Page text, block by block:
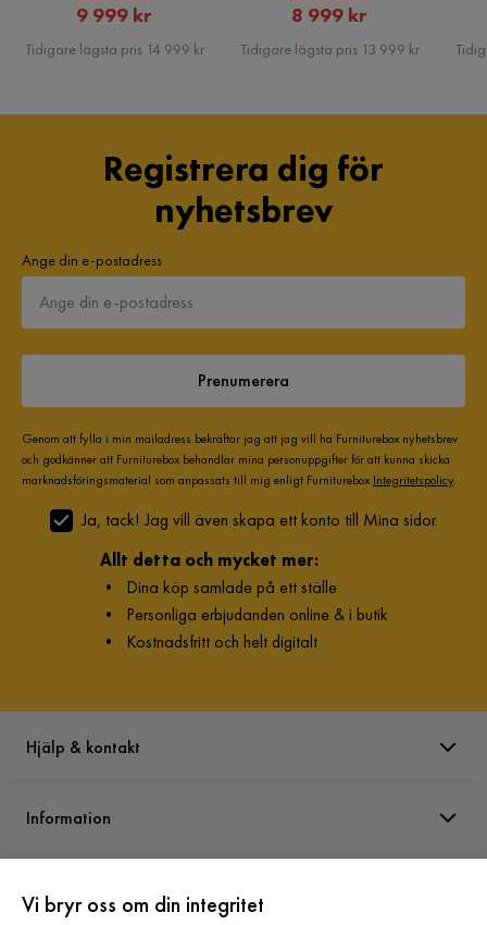
Rabatterat
Pris
9 999 kr
Tidigare lägsta pris 14 999 kr
Rabatterat
Pris
8 999 kr
Tidigare lägsta pris 13 999 kr
Registrera dig för
nyhetsbrev
Ange din e-postadress
Prenumerera
Genom att fylla i min mailadress bekräftar jag att jag vill ha Furniturebox nyhetsbrev
och godkänner att Furniturebox behandlar mina personuppgifter för att kunna skicka
marknadsföringsmaterial som anpassats till mig enligt Furniturebox Integritetspolicy.
Ja, tack! Jag vill även skapa ett konto till Mina sidor.
Allt detta och mycket mer:
• Dina köp samlade på ett ställe
• Personliga erbjudanden online & i butik
• Kostnadsfritt och helt digitalt
Hjälp & kontakt
Information
Vi bryr oss om din integritet